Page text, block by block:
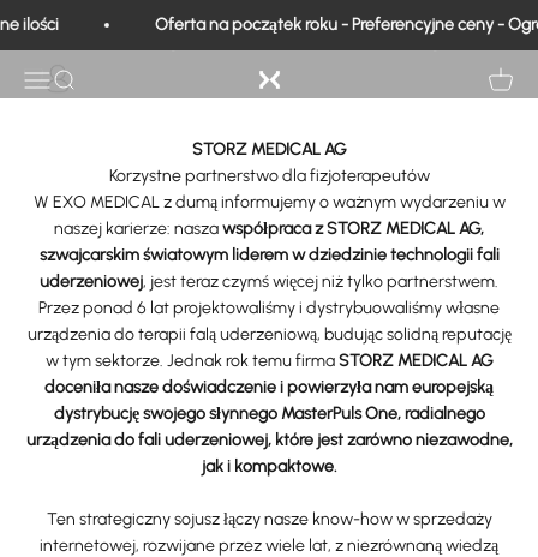
ilości Oferta na początek roku - Preferencyjne ceny -
Otwarta nawigacja
Wyszukiwanie Exo Medical
Partnerzy i ambasadorzy
STORZ MEDICAL AG
Korzystne partnerstwo dla fizjoterapeutów
W EXO MEDICAL z dumą informujemy o ważnym wydarzeniu w
naszej karierze: naszawspółpraca z STORZ MEDICAL AG,
szwajcarskim światowym liderem w dziedzinie technologii fali
uderzeniowej, jest teraz czymś więcej niż tylko partnerstwem.
Przez ponad 6 lat projektowaliśmy i dystrybuowaliśmy własne
urządzenia do terapii falą uderzeniową, budując solidną reputację
w tym sektorze. Jednak rok temu firmaSTORZ MEDICAL AG
doceniła nasze doświadczenie i powierzyła nam europejską
dystrybucję swojego słynnego MasterPuls One, radialnego
urządzenia do fali uderzeniowej, które jest zarówno niezawodne,
jak i kompaktowe.
Ten strategiczny sojusz łączy nasze know-how w sprzedaży
internetowej, rozwijane przez wiele lat, z niezrównaną wiedzą